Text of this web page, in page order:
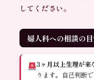
してください。
婦人科への相談の
3ヶ月以上生理が来
ります。自己判断